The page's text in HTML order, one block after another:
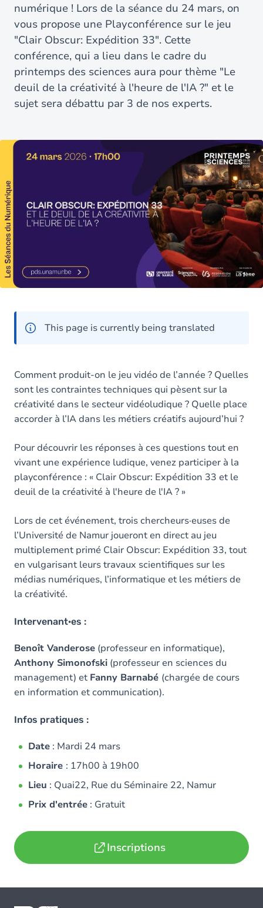
numérique ! Lors de la séance du 24 mars, on
vous propose une Playconférence sur le jeu
"Clair Obscur: Expédition 33". Cette
conférence, qui a lieu dans le cadre du
printemps des sciences aura pour thème "Le
deuil de la créativité à l'heure de l'IA ?" et le
sujet sera débattu par 3 de nos experts.
This page is currently being translated
Comment produit-on le jeu vidéo de l’année ? Quelles
sont les contraintes techniques qui pèsent sur la
créativité dans le secteur vidéoludique ? Quelle place
accorder à l’IA dans les métiers créatifs aujourd’hui ?
Pour découvrir les réponses à ces questions tout en
vivant une expérience ludique, venez participer à la
playconférence : « Clair Obscur: Expédition 33 et le
deuil de la créativité à l'heure de l'IA ? »
Lors de cet événement, trois chercheurs·euses de
l’Université de Namur joueront en direct au jeu
multiplement primé Clair Obscur: Expédition 33, tout
en vulgarisant leurs travaux scientifiques sur les
médias numériques, l’informatique et les métiers de
la créativité.
Intervenant·es :
Benoît Vanderose (professeur en informatique),
Anthony Simonofski (professeur en sciences du
management) et Fanny Barnabé (chargée de cours
en information et communication).
Infos pratiques :
Date : Mardi 24 mars
Horaire : 17h00 à 19h00
Lieu : Quai22, Rue du Séminaire 22, Namur
Prix d'entrée : Gratuit
Inscriptions